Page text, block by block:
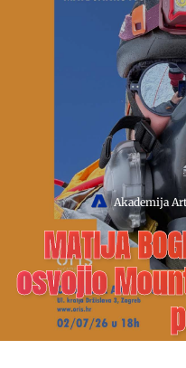
Akademija
MATIJA
osvojio